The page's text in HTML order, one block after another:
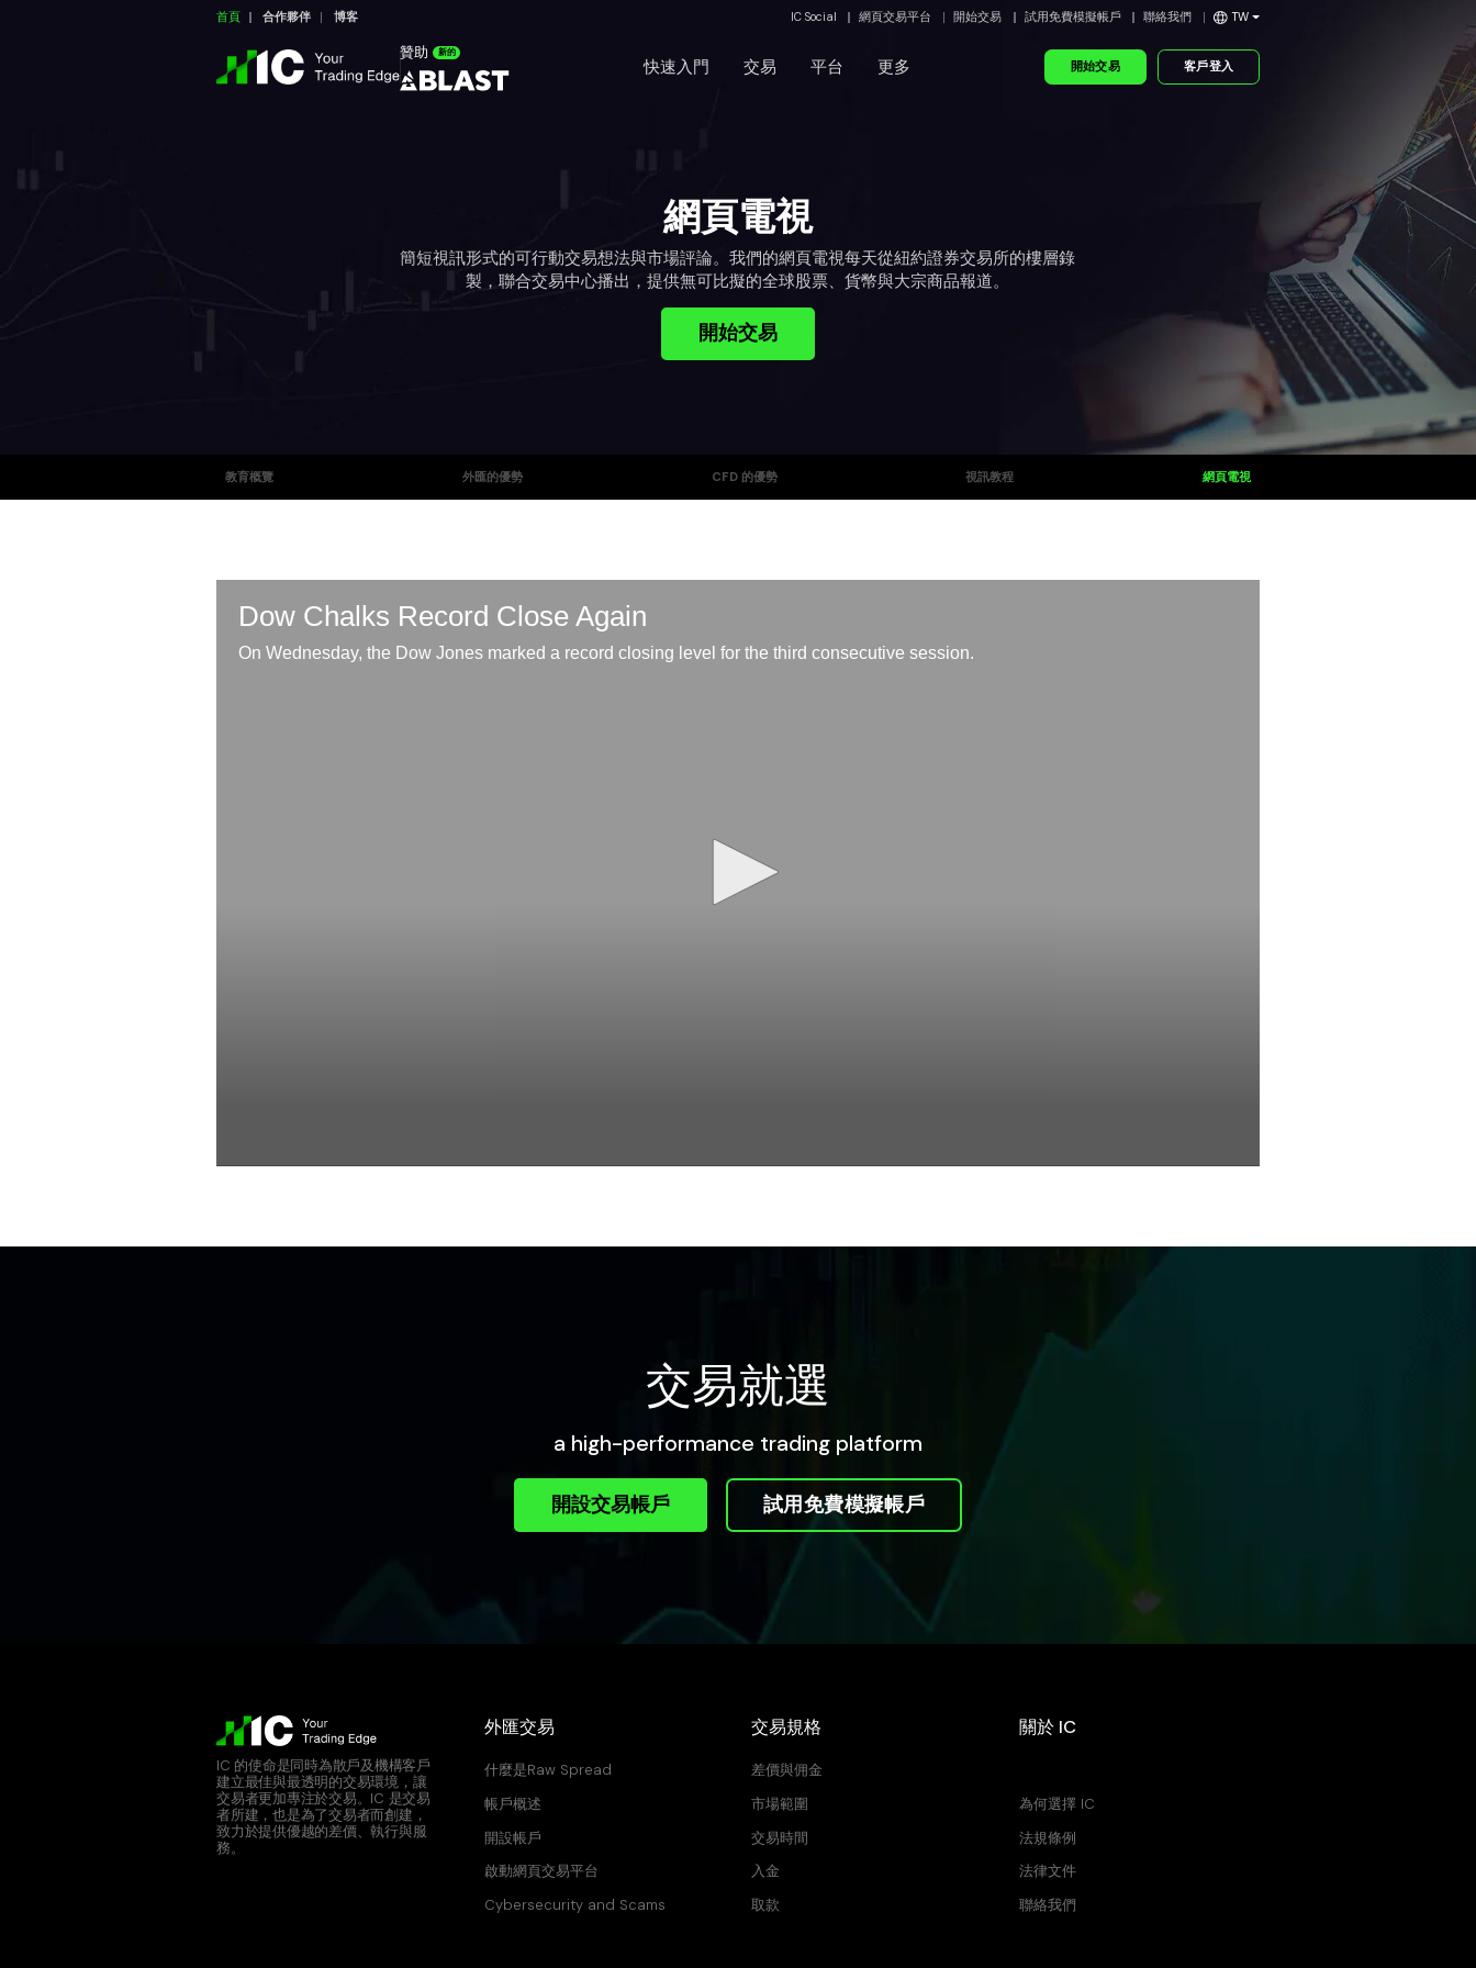
首頁 合作夥伴 博客 IC Social 網頁交易平台 開始交易 試用免費模擬帳戶 聯絡我們 TW
贊助 新的
快速入門 交易 平台 更多 開始交易 客戶登入
網頁電視
簡短視訊形式的可行動交易想法與市場評論。我們的網頁電視每天從紐約證券交易所的樓層錄
製，聯合交易中心播出，提供無可比擬的全球股票、貨幣與大宗商品報道。
開始交易
教育概覽 外匯的優勢 CFD 的優勢 視訊教程 網頁電視
交易就選
a high-performance trading platform
開設交易帳戶 試用免費模擬帳戶
IC 的使命是同時為散戶及機構客戶
建立最佳與最透明的交易環境，讓
交易者更加專注於交易。IC 是交易
者所建，也是為了交易者而創建，
致力於提供優越的差價、執行與服
務。
外匯交易
什麼是Raw Spread
帳戶概述
開設帳戶
啟動網頁交易平台
Cybersecurity and Scams
交易規格
差價與佣金
市場範圍
交易時間
入金
取款
關於 IC
為何選擇 IC
法規條例
法律文件
聯絡我們